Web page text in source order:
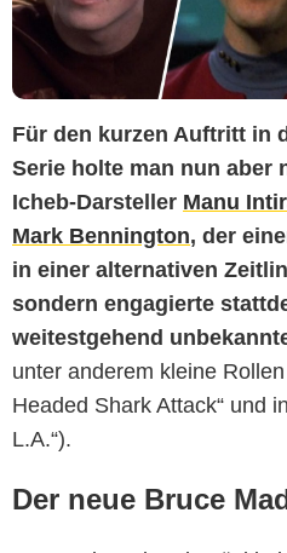
Für den kurzen Auftritt in
Serie holte man nun aber
Icheb-Darsteller Manu
Mark Bennington, der
in einer alternativen
sondern engagierte
weitestgehend
unter anderem kleine
Headed Shark Attack“ und
L.A.“).
Der neue Bruce